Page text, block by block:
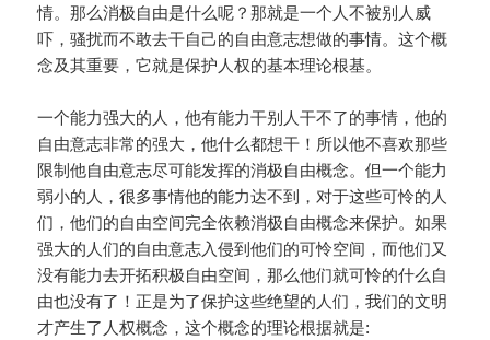
情。那么消极自由是什么呢？那就是一个人不被别人威
吓，骚扰而不敢去干自己的自由意志想做的事情。这个概
念及其重要，它就是保护人权的基本理论根基。
一个能力强大的人，他有能力干别人干不了的事情，他的
自由意志非常的强大，他什么都想干！所以他不喜欢那些
限制他自由意志尽可能发挥的消极自由概念。但一个能力
弱小的人，很多事情他的能力达不到，对于这些可怜的人
们，他们的自由空间完全依赖消极自由概念来保护。如果
强大的人们的自由意志入侵到他们的可怜空间，而他们又
没有能力去开拓积极自由空间，那么他们就可怜的什么自
由也没有了！正是为了保护这些绝望的人们，我们的文明
才产生了人权概念，这个概念的理论根据就是: